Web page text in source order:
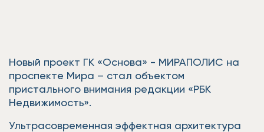
Новый проект ГК «Основа» - МИРАПОЛИС на
проспекте Мира – стал объектом
пристального внимания редакции «РБК
Недвижимость».
Ультрасовременная эффектная архитектура